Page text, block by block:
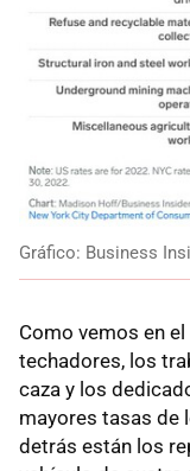
Gráfico: Business
Como vemos en
techadores, los
caza y los
mayores tasas de
detrás están los